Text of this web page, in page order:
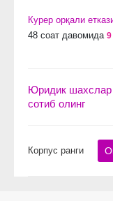
Курер орқали
48 соат давомида 9
Юридик шахслар
сотиб олинг
Корпус ранги